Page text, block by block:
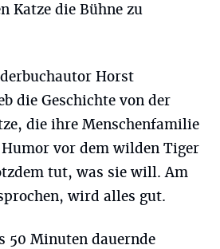
Katze die Bühne zu
Horst
die Geschichte von der
die ihre Menschenfamilie
vor dem wilden Tiger
tut, was sie will. Am
wird alles gut.
50 Minuten dauernde